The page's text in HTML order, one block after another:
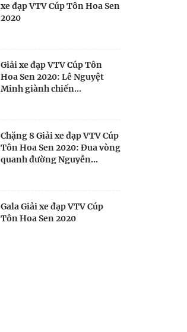
xe đạp VTV Cúp Tôn Hoa Sen
2020
Giải xe đạp VTV Cúp Tôn
Hoa Sen 2020: Lê Nguyệt
Minh giành chiến...
Chặng 8 Giải xe đạp VTV Cúp
Tôn Hoa Sen 2020: Đua vòng
quanh đường Nguyễn...
Gala Giải xe đạp VTV Cúp
Tôn Hoa Sen 2020